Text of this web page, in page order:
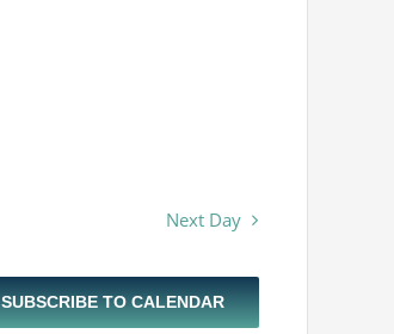
Next Day
SUBSCRIBE TO CALENDAR